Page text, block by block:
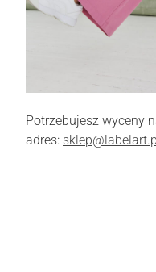
Potrzebujesz wyceny
adres: sklep@labelart.pl